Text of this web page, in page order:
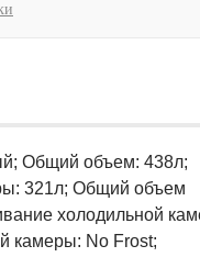
Общий объем: 438л;
321л; Общий объем
холодильной
камеры: No Frost;